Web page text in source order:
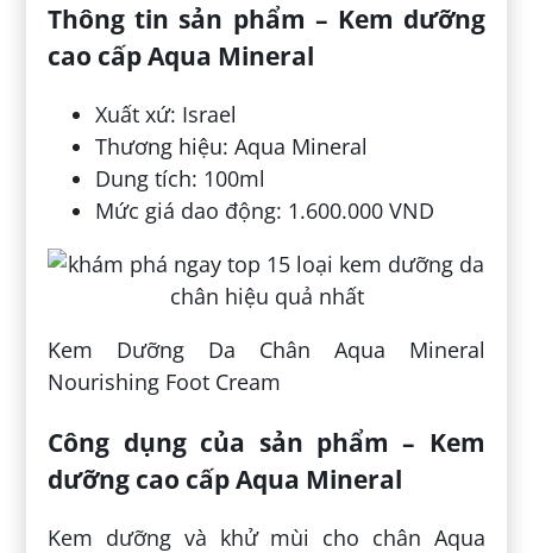
Thông tin sản phẩm – Kem dưỡng
cao cấp Aqua Mineral
Xuất xứ: Israel
Thương hiệu: Aqua Mineral
Dung tích: 100ml
Mức giá dao động: 1.600.000 VND
Kem Dưỡng Da Chân Aqua Mineral
Nourishing Foot Cream
Công dụng của sản phẩm – Kem
dưỡng cao cấp Aqua Mineral
Kem dưỡng và khử mùi cho chân Aqua